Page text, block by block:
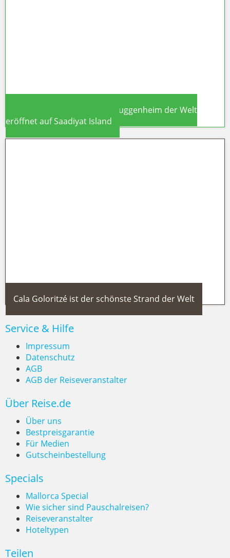
Abu Dhabi 2026: Größtes Guggenheim der Welt
eröffnet auf Saadiyat Island
Strand der Welt
Cala Goloritzé ist der schönste Strand der Welt
Service & Hilfe
Impressum
Datenschutz
AGB
AGB der Reiseveranstalter
Über Reise.de
Über uns
Bestpreisgarantie
Für Medien
Gutscheinbestellung
Specials
Mallorca Special
Wie sicher sind Pauschalreisen?
Reiseveranstalter
Hoteltypen
Teilen